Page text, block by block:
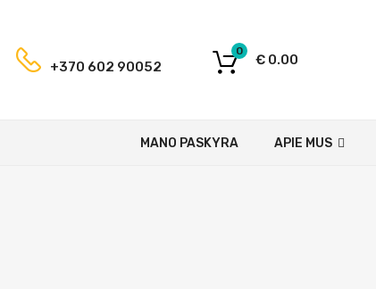
+370 602 90052 € 0.00
0
APIE MUS
MANO PASKYRA